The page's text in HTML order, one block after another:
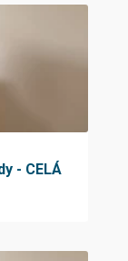
- CELÁ